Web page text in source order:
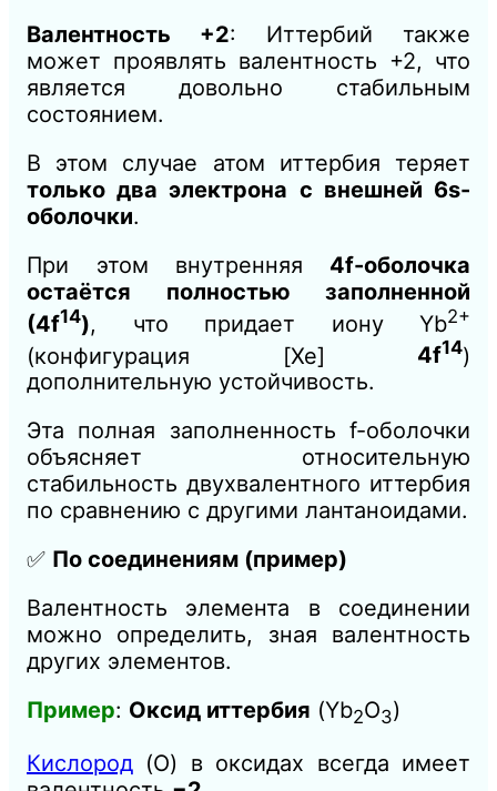
Валентность +2: Иттербий также
может проявлять валентность +2, что
является довольно стабильным
состоянием.
В этом случае атом иттербия теряет
только два электрона с внешней 6s-
оболочки.
При этом внутренняя 4f-оболочка
остаётся полностью заполненной
(4f14), что придает иону Yb2+
(конфигурация [Xe] 4f14)
дополнительную устойчивость.
Эта полная заполненность f-оболочки
объясняет относительную
стабильность двухвалентного иттербия
по сравнению с другими лантаноидами.
✅ По соединениям (пример)
Валентность элемента в соединении
можно определить, зная валентность
других элементов.
Пример: Оксид иттербия (Yb2O3)
Кислород (O) в оксидах всегда имеет